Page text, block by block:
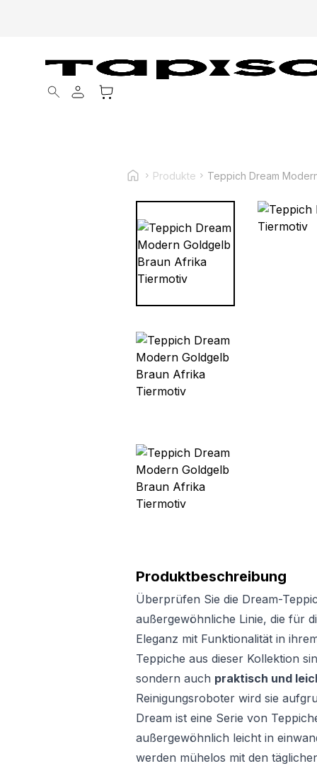
Products search
Produkte Teppich Dream
Produktbeschreibung
Überprüfen Sie die Dream-
außergewöhnliche Linie, die für
Eleganz mit Funktionalität in
Teppiche aus dieser Kollektion
sondern auch praktisch und
Reinigungsroboter wird sie
Dream ist eine Serie von
außergewöhnlich leicht in
werden mühelos mit den